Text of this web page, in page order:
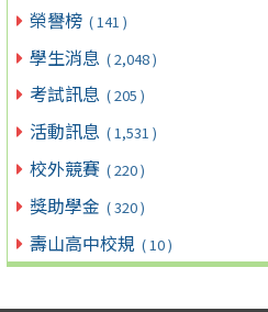
榮譽榜 ( 141 )
學生消息 ( 2,048 )
考試訊息 ( 205 )
活動訊息 ( 1,531 )
校外競賽 ( 220 )
獎助學金 ( 320 )
壽山高中校規 ( 10 )